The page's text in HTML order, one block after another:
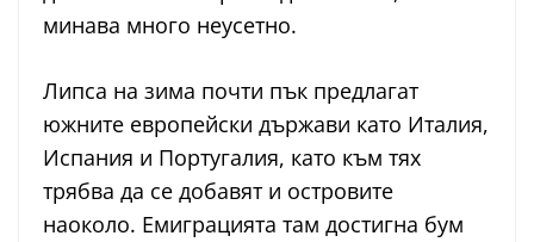
минава много неусетно.
Липса на зима почти пък предлагат
южните европейски държави като Италия,
Испания и Португалия, като към тях
трябва да се добавят и островите
наоколо. Емиграцията там достигна бум